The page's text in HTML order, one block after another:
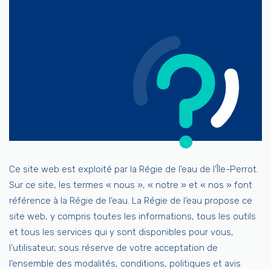
Ce site web est exploité par la Régie de l’eau de l’Île-Perrot.
Sur ce site, les termes « nous », « notre » et « nos » font
référence à la Régie de l’eau. La Régie de l’eau propose ce
site web, y compris toutes les informations, tous les outils
et tous les services qui y sont disponibles pour vous,
l’utilisateur, sous réserve de votre acceptation de
l’ensemble des modalités, conditions, politiques et avis